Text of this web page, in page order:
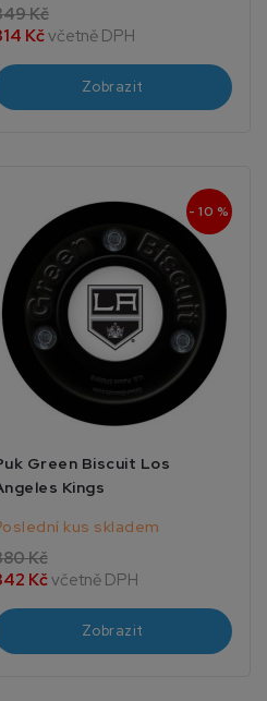
Kč
Kčvčetně DPH
Zobrazit
- 10 %
Green Biscuit Los
Kings
kus skladem
Kč
Kčvčetně DPH
Zobrazit